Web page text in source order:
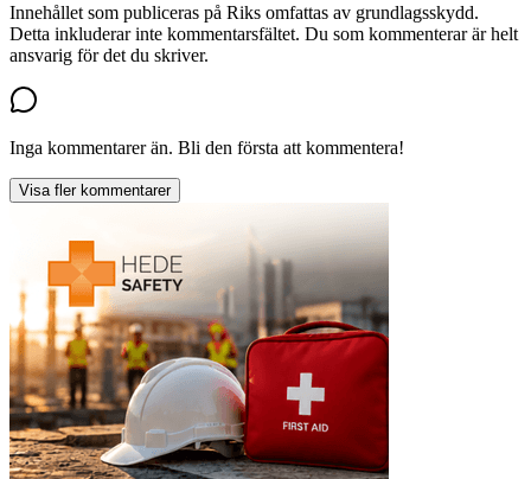
Innehållet som publiceras på Riks omfattas av grundlagsskydd.
Detta inkluderar inte kommentarsfältet. Du som kommenterar är helt
ansvarig för det du skriver.
Inga kommentarer än. Bli den första att kommentera!
Visa fler kommentarer